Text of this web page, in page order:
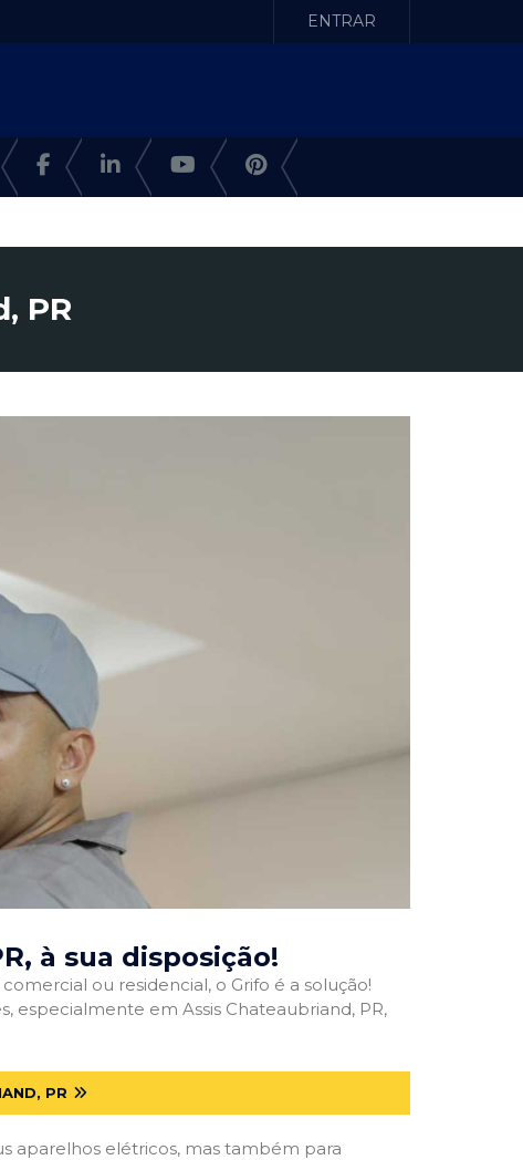
ENTRAR
PR
, à sua disposição!
ou residencial, o Grifo é a solução!
especialmente em Assis Chateaubriand, PR,
PR
aparelhos elétricos, mas também para